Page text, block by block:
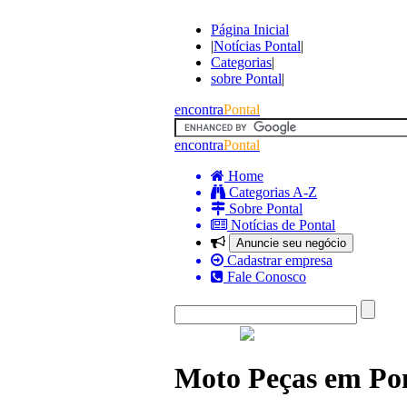
Página Inicial
|Notícias Pontal|
Categorias|
sobre Pontal|
encontraPontal
encontraPontal
Home
Categorias A-Z
Sobre Pontal
Notícias de Pontal
Anuncie seu negócio
Cadastrar empresa
Fale Conosco
Moto Peças em